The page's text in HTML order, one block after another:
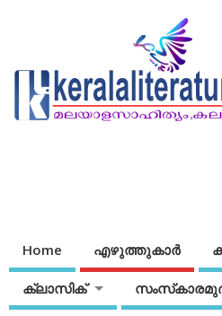
Home എഴുത്തുകാര്‍
ക്ലാസിക്